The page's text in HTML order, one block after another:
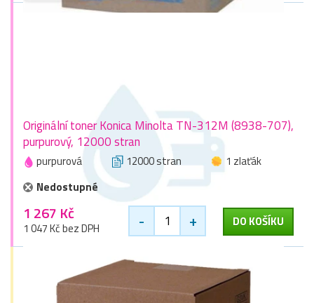
Originální toner Konica Minolta TN-312M (8938-707),
purpurový, 12000 stran
purpurová 12000 stran
1 zlaťák
Nedostupné
1 267 Kč
1 047 Kč bez DPH - + DO KOŠÍKU